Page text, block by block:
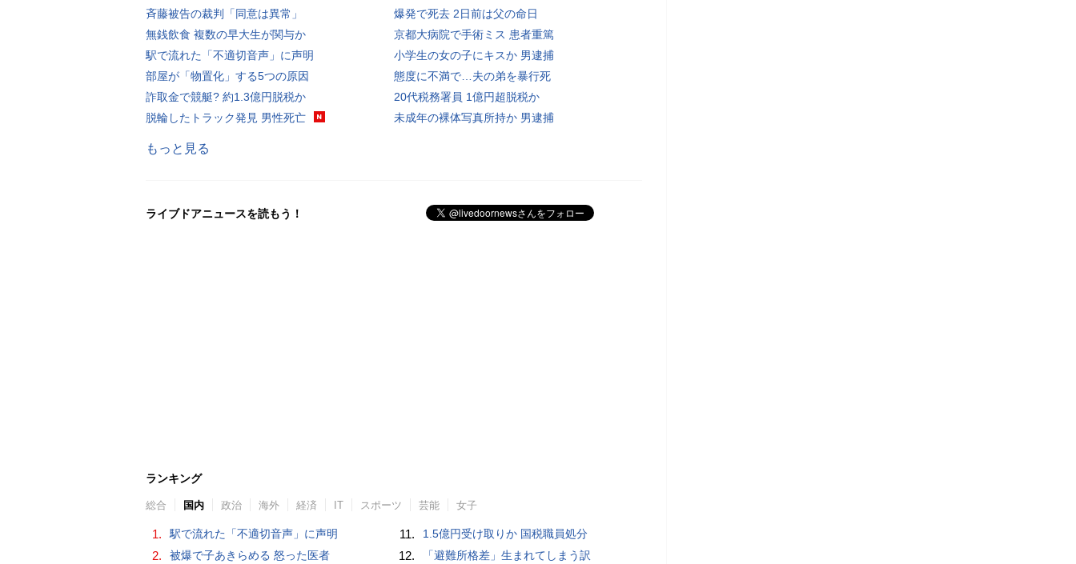
斉藤被告の裁判「同意は異常」
無銭飲食 複数の早大生が関与か
駅で流れた「不適切音声」に声明
部屋が「物置化」する5つの原因
詐取金で競艇? 約1.3億円脱税か
脱輪したトラック発見 男性死亡
爆発で死去 2日前は父の命日
京都大病院で手術ミス 患者重篤
小学生の女の子にキスか 男逮捕
態度に不満で…夫の弟を暴行死
20代税務署員 1億円超脱税か
未成年の裸体写真所持か 男逮捕
もっと見る
ライブドアニュースを読もう！
ランキング
総合 国内 政治 海外 経済 IT スポーツ 芸能 女子
1. 駅で流れた「不適切音声」に声明
2. 被爆で子あきらめる 怒った医者
11. 1.5億円受け取りか 国税職員処分
12. 「避難所格差」生まれてしまう訳